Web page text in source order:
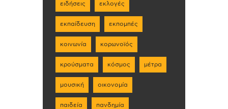
ειδήσεις εκλογές
εκπαίδευση εκπομπές
κοινωνία κορωνοϊός
κρούσματα κόσμος μέτρα
μουσική οικονομία
παιδεία πανδημία